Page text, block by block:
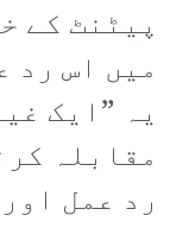
پیٹنٹ کے
میں اس رد
یہ ”ایک
مقابلہ
رد عمل